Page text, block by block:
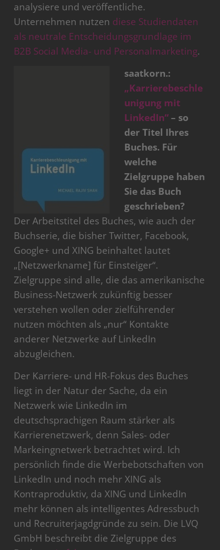
analysiere und veröffentliche.
Unternehmen nutzen diese Studiendaten
als neutrale Entscheidungsgrundlage im
B2B Social Media- und Personalmarketing.
saatkorn.:
„Karrierebeschle
unigung mit
LinkedIn“ – so
der Titel Ihres
Buches. Für
welche
Zielgruppe haben
Sie das Buch
geschrieben?
Der Arbeitstitel des Buches, wie auch der
Buchserie, die bisher Twitter, Facebook,
Google+ und XING beinhaltet lautet
„[Netzwerkname] für Einsteiger“.
Zielgruppe sind alle, die das amerikanische
Business-Netzwerk zukünftig besser
verstehen wollen oder zielführender
nutzen möchten als „nur“ Kontakte
anderer Netzwerke auf LinkedIn
abzugleichen.
Der Karriere- und HR-Fokus des Buches
liegt in der Natur der Sache, da ein
Netzwerk wie LinkedIn im
deutschsprachigen Raum stärker als
Karrierenetzwerk, denn Sales- oder
Markeingnetwerk betrachtet wird. Ich
persönlich finde die Werbebotschaften von
LinkedIn und noch mehr XING als
Kontraproduktiv, da XING und LinkedIn
mehr können als intelligentes Adressbuch
und Recruiterjagdgründe zu sein. Die LVQ
GmbH beschreibt die Zielgruppe des